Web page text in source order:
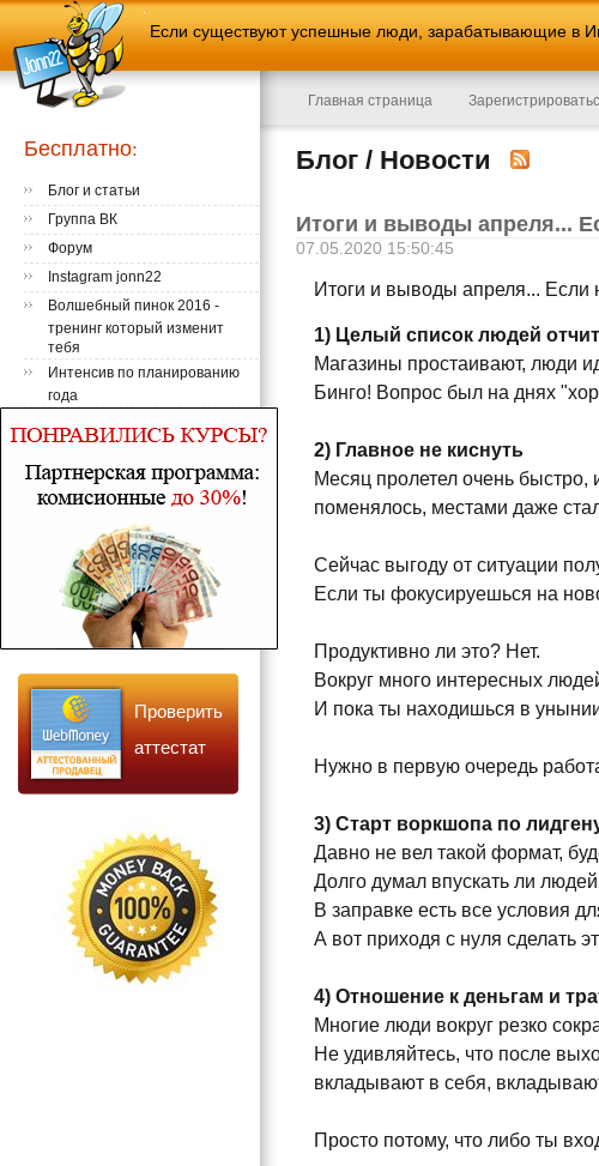
Если существуют успешные люди, зарабатывающие в
Бесплатно:
Блог и статьи
Группа ВК
Форум
Instagram jonn22
Волшебный пинок 2016 -
тренинг который изменит
тебя
Интенсив по планированию
года
Проверить
аттестат
Главная страница
Блог / Новости
Итоги и выводы апреля...
07.05.2020 15:50:45
Итоги и выводы апреля... Если
1) Целый список людей
Магазины простаивают, люди
Бинго! Вопрос был на днях
2) Главное не киснуть
Месяц пролетел очень быстро,
поменялось, местами даже
Сейчас выгоду от ситуации
Если ты фокусируешься на
Продуктивно ли это? Нет.
Вокруг много интересных
И пока ты находишься в
Нужно в первую очередь
3) Старт воркшопа по
Давно не вел такой формат,
Долго думал впускать ли
В заправке есть все условия
А вот приходя с нуля сделать
4) Отношение к деньгам и
Многие люди вокруг резко
Не удивляйтесь, что после
вкладывают в себя,
Просто потому, что либо ты